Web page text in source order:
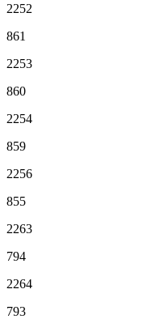
2252
861
2253
860
2254
859
2256
855
2263
794
2264
793